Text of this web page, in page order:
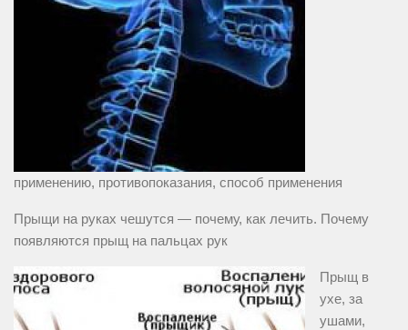
применению, противопоказания, способ применения
Прыщи на руках чешутся — почему, как лечить. Почему
появляются прыщ на пальцах рук
Прыщ в
ухе, за
ушами,